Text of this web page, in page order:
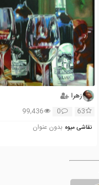
زهرا
63
0
99,436
نقاشی میوه بدون عنوان